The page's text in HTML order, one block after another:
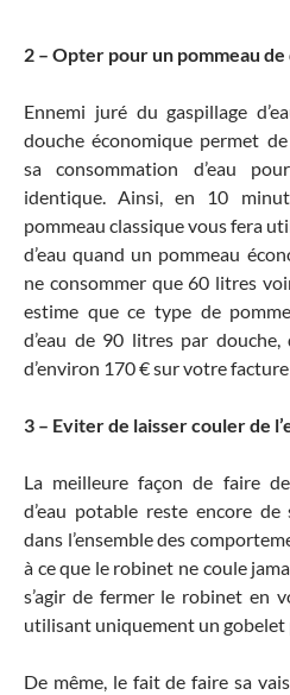
2 – Opter pour un pommeau
Ennemi juré du gaspillage
douche économique permet
sa consommation d’eau
identique. Ainsi, en 10
pommeau classique vous fera
d’eau quand un pommeau
ne consommer que 60 litres
estime que ce type de
d’eau de 90 litres par
d’environ 170 € sur votre
3 – Eviter de laisser couler de
La meilleure façon de faire
d’eau potable reste encore
dans l’ensemble des
à ce que le robinet ne coule
s’agir de fermer le robinet en
utilisant uniquement un gobelet
De même, le fait de faire sa